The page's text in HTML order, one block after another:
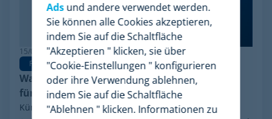
15/06/2026
Pricing Software
Warum Minderest die beste Wiser Alternative
für Pricing Intelligence ist
Kürzlich sorgte eine Entwicklung in der Branche für
Adsund andere verwendet werden.
Sie können alle Cookies akzeptieren,
indem Sie auf die Schaltfläche
"Akzeptieren " klicken, sie über
"Cookie-Einstellungen " konfigurieren
oder ihre Verwendung ablehnen,
indem Sie auf die Schaltfläche
"Ablehnen " klicken. Informationen zu